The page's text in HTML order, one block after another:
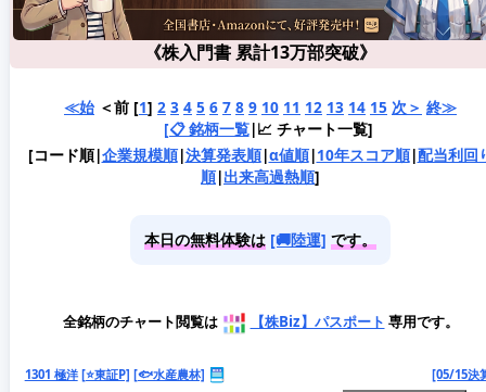
《株入門書 累計13万部突破》
≪始 ＜前 [1] 2 3 4 5 6 7 8 9 10 11 12 13 14 15 次＞ 終≫
[📋 銘柄一覧|📈 チャート一覧]
[コード順|企業規模順|決算発表順|α値順|10年スコア順|配当利回
順|出来高過熱順]
本日の無料体験は [🚚陸運] です。
全銘柄のチャート閲覧は 【株Biz】パスポート 専用です。
1301 極洋 [⭐東証P] [🐟水産農林]
[05/15決